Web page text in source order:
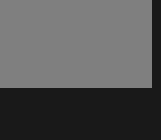
ventana)